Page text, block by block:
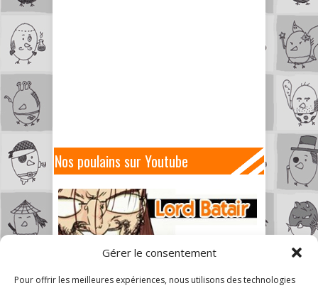
Gérer le consentement
Pour offrir les meilleures expériences, nous utilisons des technologies
Nos poulains sur Youtube